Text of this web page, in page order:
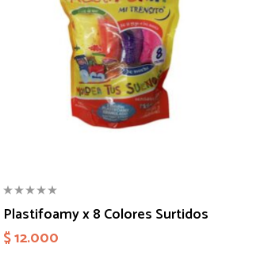
Plastifoamy x 8 Colores Surtidos
$12.000